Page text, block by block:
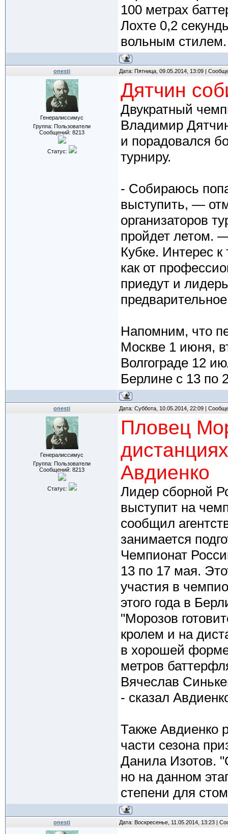
100 метрах
Лохте 0,2
вольным стилем.
onesti Дата: Пятница, 09.05.2014, 13:09 |
Генералиссимус
Группа: Пользователи
Сообщений: 8213
Статус:
Дятчин
Двукратный
Владимир
и порадовался
турниру.
- Собираюсь
выступить, —
организаторов
пройдет летом.
Кубке. Интерес
как от
приедут и
Напомним, что
Москве 1 июня,
Волгограде 12
Берлине с 13 по
onesti Дата: Суббота, 10.05.2014, 22:09 |
Генералиссимус
Группа: Пользователи
Сообщений: 8213
Статус:
Пловец
Авдиенко
Лидер сборной
выступит на
сообщил
занимается
Чемпионат
13 по 17 мая.
участия в
этого года в
"Морозов
кролем и на
в хорошей
метров
Вячеслав
- сказал
Также Авдиенко
части сезона
Данила Изотов.
но на данном
степени для
onesti Дата: Воскресенье, 11.05.2014, 13:23 |